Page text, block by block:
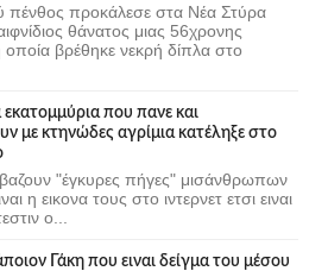
πένθος προκάλεσε στα Νέα Στύρα
θάνατος μιας 56χρονης
οποία βρέθηκε νεκρή δίπλα στο
που πανε και
με κτηνώδες αγρίμια κατέληξε στο
"έγκυρες πήγες" μισάνθρωπων
η εικονα τους στο ιντερνετ ετσι ειναι
ο...
Γάκη που ειναι δείγμα του μέσου